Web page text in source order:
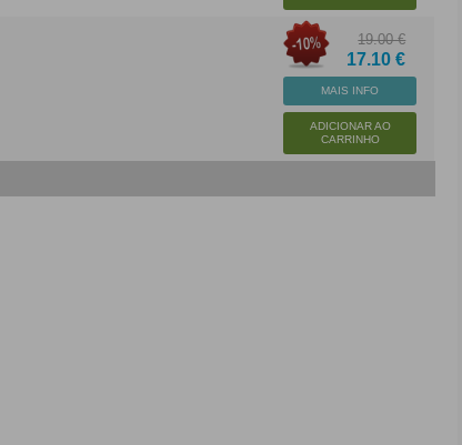
19.00 €
17.10 €
MAIS INFO
ADICIONAR AO
CARRINHO